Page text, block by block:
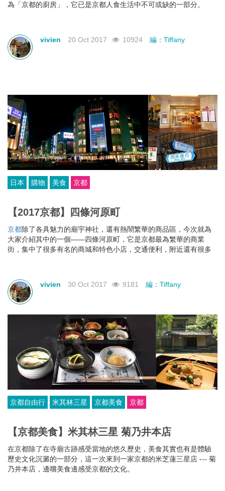
為「京都的廚房」，它已是京都人食生活中不可或缺的一部分。
vivien 20 Oct 2017 10924 編：Tiffany
日本 購物 美食 京都
【2017京都】四條河原町
京都除了各具魅力的廟宇神社，還有熱鬧繁華的商品區，今次就為
大家介紹其中的一個——四條河原町，它是京都最為繁華的商業
街，集中了很多有名的商城和特色小店，交通便利，附近還有很多
vivien 30 Oct 2017 9181 編：Tiffany
京都自由行 米其林三星 京都美食 京都
【京都美食】米其林三星 菊乃井本店
在京都除了在寺廟古跡感受當地的悠久歷史，美食其實也有是體驗
歷史文化沉澱的一部分，這一次來到一家京都的米芝蓮三星店 --- 菊
乃井本店，邊嚐美食邊感受京都的文化。